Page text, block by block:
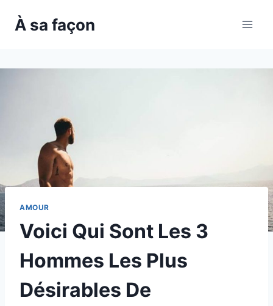
À sa façon
AMOUR
Voici Qui Sont Les 3
Hommes Les Plus
Désirables De